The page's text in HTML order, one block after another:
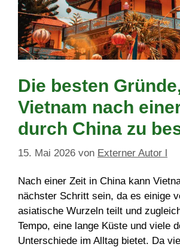
Die besten
Vietnam nach
durch China zu
15. Mai 2026 von Externer Autor l
Nach einer Zeit in China kann
nächster Schritt sein, da es einige
asiatische Wurzeln teilt und
Tempo, eine lange Küste und viele
Unterschiede im Alltag bietet. Da